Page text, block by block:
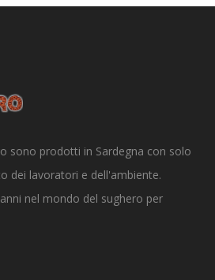
sono prodotti in Sardegna con solo
dei lavoratori e dell'ambiente.
nel mondo del sughero per